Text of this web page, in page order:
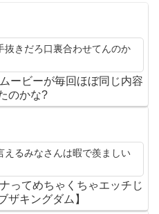
抜きだろ口裏合わせてんのか
ービーが毎回ほぼ同じ内容
のかな?
えるみなさんは暇で羨ましい
ってめちゃくちゃエッチじ
ザキングダム】